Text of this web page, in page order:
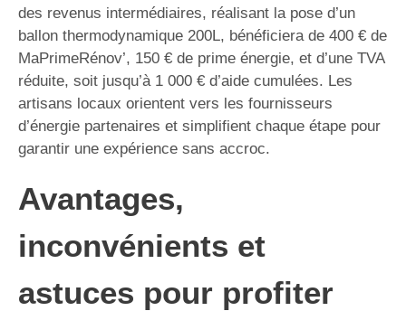
des revenus intermédiaires, réalisant la pose d’un
ballon thermodynamique 200L, bénéficiera de 400 € de
MaPrimeRénov’, 150 € de prime énergie, et d’une TVA
réduite, soit jusqu’à 1 000 € d’aide cumulées. Les
artisans locaux orientent vers les fournisseurs
d’énergie partenaires et simplifient chaque étape pour
garantir une expérience sans accroc.
Avantages,
inconvénients et
astuces pour profiter